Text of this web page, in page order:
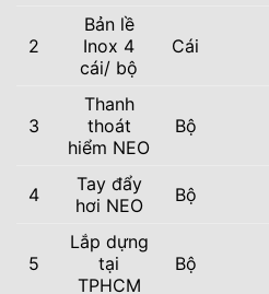
2
Bản lề
Inox 4
cái/ bộ
Cái
3
Thanh
thoát
hiểm NEO
Bộ
4
Tay đẩy
hơi NEO
Bộ
5
Lắp dựng
tại
TPHCM
Bộ